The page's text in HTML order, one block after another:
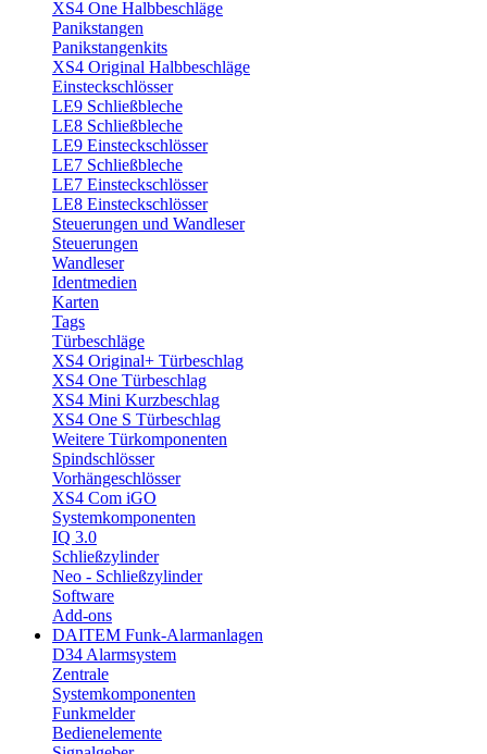
XS4 One Halbbeschläge
Panikstangen
Panikstangenkits
XS4 Original Halbbeschläge
Einsteckschlösser
LE9 Schließbleche
LE8 Schließbleche
LE9 Einsteckschlösser
LE7 Schließbleche
LE7 Einsteckschlösser
LE8 Einsteckschlösser
Steuerungen und Wandleser
Steuerungen
Wandleser
Identmedien
Karten
Tags
Türbeschläge
XS4 Original+ Türbeschlag
XS4 One Türbeschlag
XS4 Mini Kurzbeschlag
XS4 One S Türbeschlag
Weitere Türkomponenten
Spindschlösser
Vorhängeschlösser
XS4 Com iGO
Systemkomponenten
IQ 3.0
Schließzylinder
Neo - Schließzylinder
Software
Add-ons
DAITEM Funk-Alarmanlagen
D34 Alarmsystem
Zentrale
Systemkomponenten
Funkmelder
Bedienelemente